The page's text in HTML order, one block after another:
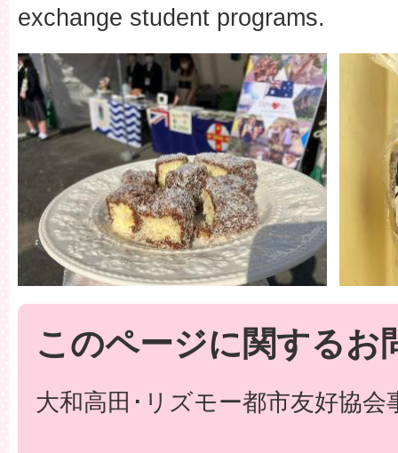
exchange student programs.
このページに関するお
大和高田･リズモー都市友好協会